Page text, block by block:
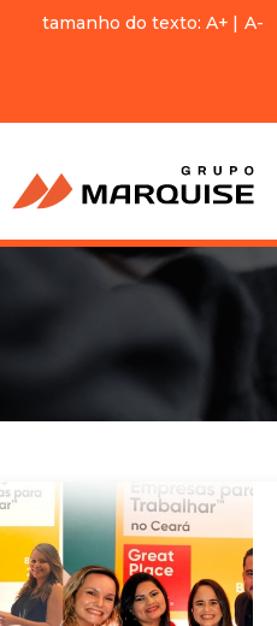
tamanho do texto: A+ | A-